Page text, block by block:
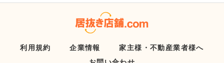
利用規約 企業情報
家主様・不動産業者様へ